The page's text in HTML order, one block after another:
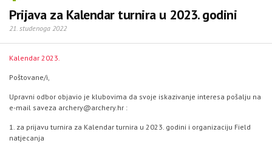
Prijava za Kalendar turnira u 2023. godini
21. studenoga 2022
Kalendar 2023.
Poštovane/i,
Upravni odbor objavio je klubovima da svoje iskazivanje interesa pošalju na
e-mail saveza archery@archery.hr :
1. za prijavu turnira za Kalendar turnira u 2023. godini i organizaciju Field
natjecanja